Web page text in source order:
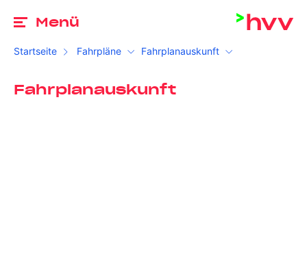
Menü
Startseite Fahrpläne Fahrplanauskunft
Fahrplanauskunft